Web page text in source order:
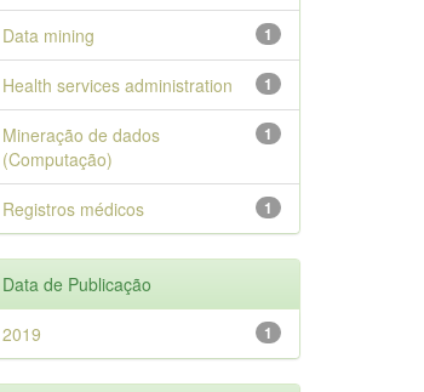
1
Data mining
1
Health services administration
1
Mineração de dados
(Computação)
1
Registros médicos
Data de Publicação
1
2019